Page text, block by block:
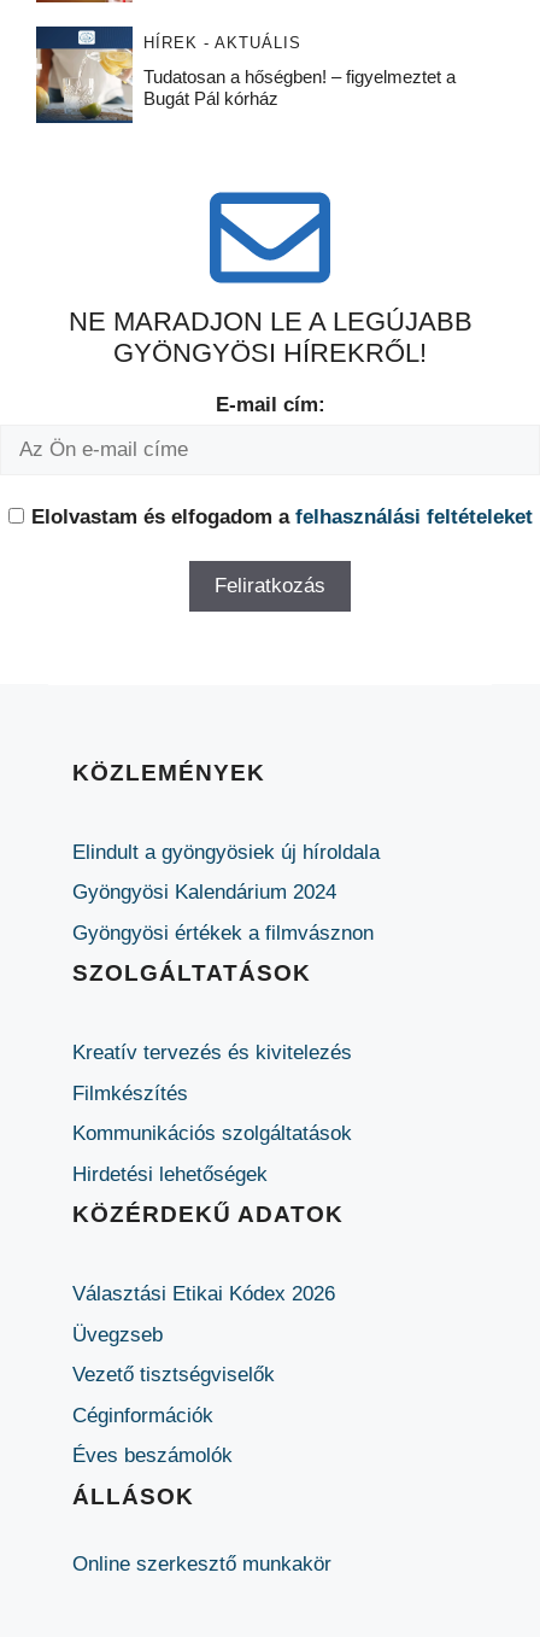
HÍREK - AKTUÁLIS
Tudatosan a hőségben! – figyelmeztet a
Bugát Pál kórház
NE MARADJON LE A LEGÚJABB
GYÖNGYÖSI HÍREKRŐL!
E-mail cím:
Elolvastam és elfogadom a felhasználási feltételeket
KÖZLEMÉNYEK
Elindult a gyöngyösiek új híroldala
Gyöngyösi Kalendárium 2024
Gyöngyösi értékek a filmvásznon
SZOLGÁLTATÁSOK
Kreatív tervezés és kivitelezés
Filmkészítés
Kommunikációs szolgáltatások
Hirdetési lehetőségek
KÖZÉRDEKŰ ADATOK
Választási Etikai Kódex 2026
Üvegzseb
Vezető tisztségviselők
Céginformációk
Éves beszámolók
ÁLLÁSOK
Online szerkesztő munkakör